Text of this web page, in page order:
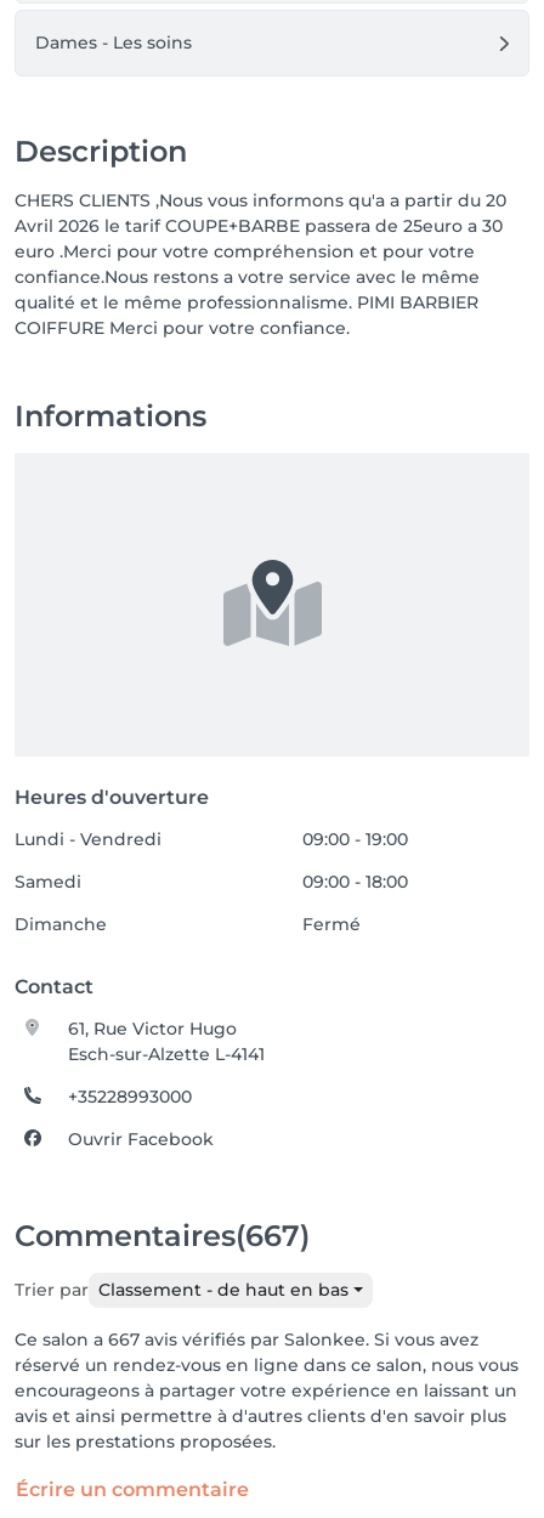
Dames - Les soins
Description
CHERS CLIENTS ,Nous vous informons qu'a a partir du 20
Avril 2026 le tarif COUPE+BARBE passera de 25euro a 30
euro .Merci pour votre compréhension et pour votre
confiance.Nous restons a votre service avec le même
qualité et le même professionnalisme. PIMI BARBIER
COIFFURE Merci pour votre confiance.
Informations
Heures d'ouverture
Lundi - Vendredi
09:00 - 19:00
Samedi
09:00 - 18:00
Dimanche
Fermé
Contact
61, Rue Victor Hugo
Esch-sur-Alzette L-4141
+35228993000
Ouvrir Facebook
Commentaires(667)
Trier par Classement - de haut en bas
Ce salon a 667 avis vérifiés par Salonkee. Si vous avez
réservé un rendez-vous en ligne dans ce salon, nous vous
encourageons à partager votre expérience en laissant un
avis et ainsi permettre à d'autres clients d'en savoir plus
sur les prestations proposées.
Écrire un commentaire